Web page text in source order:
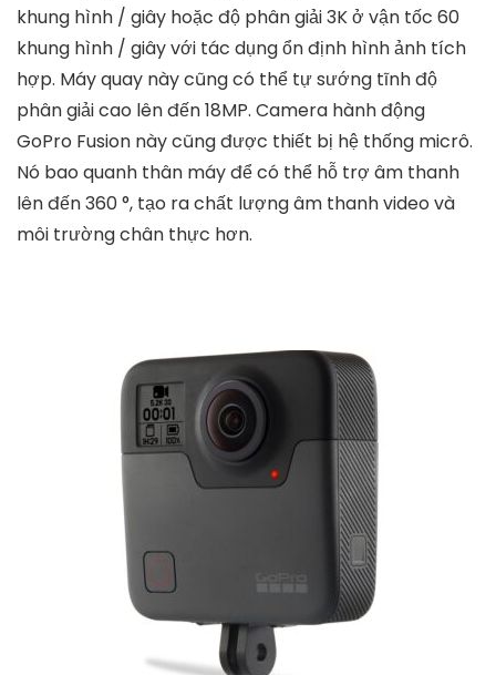
khung hình / giây hoặc độ phân giải 3K ở vận tốc 60
khung hình / giây với tác dụng ổn định hình ảnh tích
hợp. Máy quay này cũng có thể tự sướng tĩnh độ
phân giải cao lên đến 18MP. Camera hành động
GoPro Fusion này cũng được thiết bị hệ thống micrô.
Nó bao quanh thân máy để có thể hỗ trợ âm thanh
lên đến 360 °, tạo ra chất lượng âm thanh video và
môi trường chân thực hơn.